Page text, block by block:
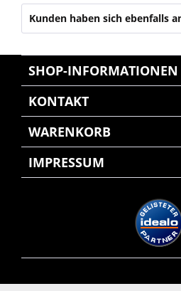
Kunden haben sich ebenfalls
SHOP-INFORMATIONEN
KONTAKT
WARENKORB
IMPRESSUM